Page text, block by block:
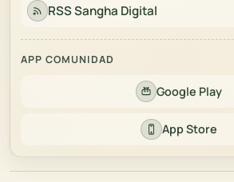
RSS Sangha Digital
APP COMUNIDAD
Google Play
App Store